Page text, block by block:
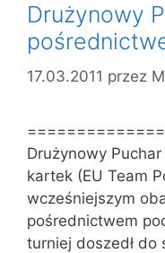
Drużynowy
17.03.2011 przez
Drużynowy
kartek (EU Team
wcześniejszym
pośrednictwem
turniej doszedł